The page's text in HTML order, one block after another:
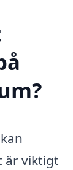
kan
är viktigt